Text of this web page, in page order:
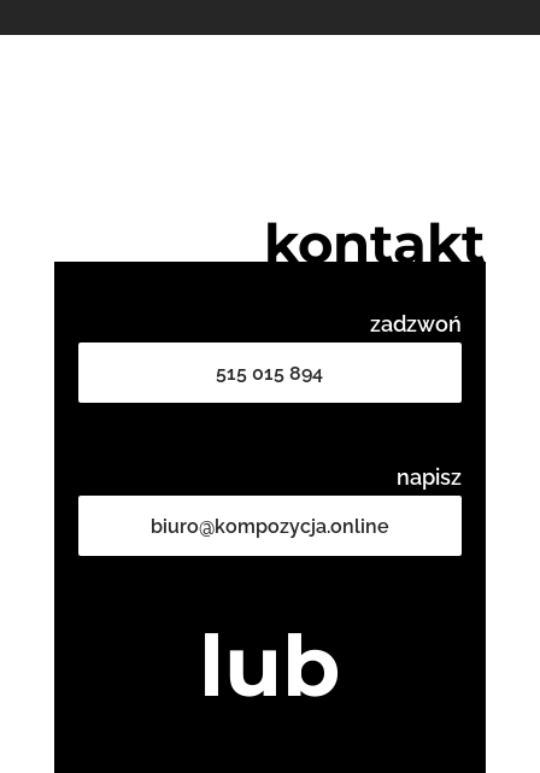
kontakt
zadzwoń
515 015 894
napisz
biuro@kompozycja.online
lub